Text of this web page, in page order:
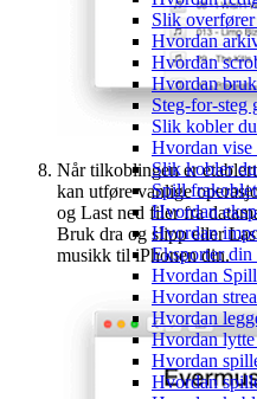
Slik
Hvordan
Hvordan
Hvordan
Steg-for-steg
Slik kobler
Hvordan vise
Slik kobler
Spill
Hvordan
Hvordan
Eksporter
Hvordan
Hvordan
Hvordan
Hvordan
Hvordan
Hvordan
Når tilkoblingen er
kan utføre vanlige
og Last ned filer fra
Bruk dra og slipp eller
musikk til iPhonen din.